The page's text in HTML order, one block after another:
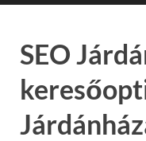
SEO